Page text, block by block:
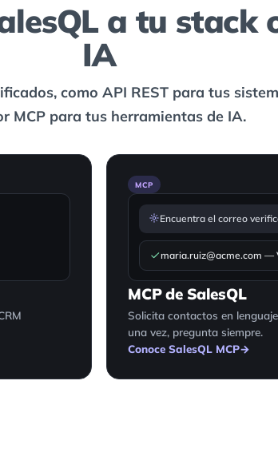
a tu stack
IA
como API REST para tus
MCP para tus herramientas de IA.
MCP
Encuentra el correo
maria.ruiz@acme.com —
MCP de SalesQL
Solicita contactos en
una vez, pregunta siempre.
Conoce SalesQL MCP→